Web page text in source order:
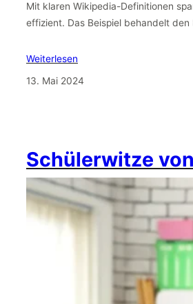
Mit klaren Wikipedia-Definitionen
effizient. Das Beispiel behandelt den
Weiterlesen
13. Mai 2024
Schülerwitze